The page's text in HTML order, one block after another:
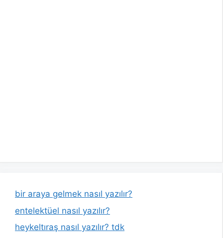
bir araya gelmek nasıl yazılır?
entelektüel nasıl yazılır?
heykeltıraş nasıl yazılır? tdk